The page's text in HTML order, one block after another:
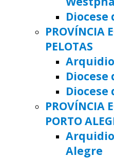
Diocese
PROVÍNCIA
PELOTAS
Diocese
Diocese
PROVÍNCIA
PORTO
Alegre